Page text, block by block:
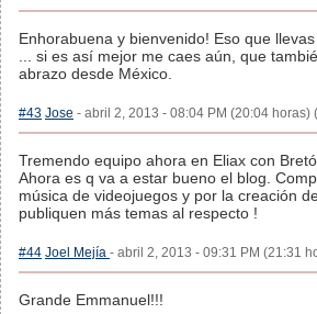
Enhorabuena y bienvenido! Eso que
... si es así mejor me caes aún, que
abrazo desde México.
#43 Jose - abril 2, 2013 - 08:04 PM (20:04 horas) (
Tremendo equipo ahora en Eliax con
Ahora es q va a estar bueno el blog.
música de videojuegos y por la creación
publiquen más temas al respecto !
#44 Joel Mejía - abril 2, 2013 - 09:31 PM (21:31
Grande Emmanuel!!!